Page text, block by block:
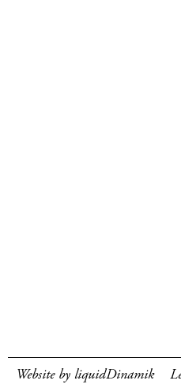
Website by liquidDinamik